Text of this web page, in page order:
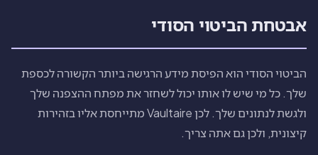
אבטחת הביטוי הסודי
הביטוי הסודי הוא הפיסת מידע הרגישה ביותר הקשורה לכספת
שלך. כל מי שיש לו אותו יכול לשחזר את מפתח ההצפנה שלך
ולגשת לנתונים שלך. לכן Vaultaire מתייחסת אליו בזהירות
קיצונית, ולכן גם אתה צריך.